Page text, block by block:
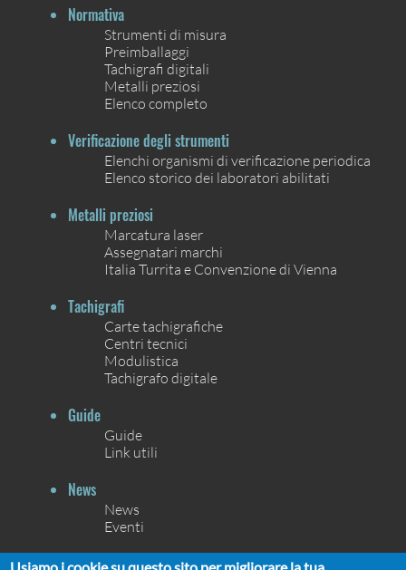
Normativa
Strumenti di misura
Preimballaggi
Tachigrafi digitali
Metalli preziosi
Elenco completo
Verificazione degli strumenti
Elenchi organismi di verificazione periodica
Elenco storico dei laboratori abilitati
Metalli preziosi
Marcatura laser
Assegnatari marchi
Italia Turrita e Convenzione di Vienna
Tachigrafi
Carte tachigrafiche
Centri tecnici
Modulistica
Tachigrafo digitale
Guide
Guide
Link utili
News
News
Eventi
Contatti